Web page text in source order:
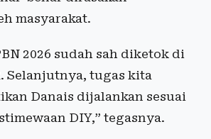
masyarakat.
2026 sudah sah diketok di
Selanjutnya, tugas kita
Danais dijalankan sesuai
DIY,” tegasnya.